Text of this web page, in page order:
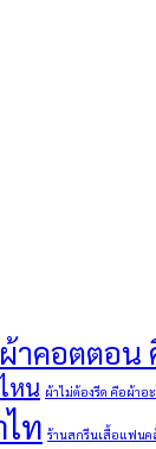
ผ้าคอตตอน
หน ผ้าไม่ต้องรีด คือผ้าอ
ท ร้านสกรีนเสื้อแฟน